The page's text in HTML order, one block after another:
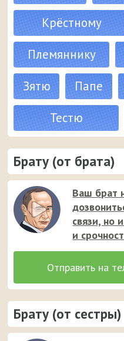
Крёстному
Племяннику
Зятю
Папе
Тестю
Брату (от брата)
Ваш брат
связи, но
и
Брату (от сестры)